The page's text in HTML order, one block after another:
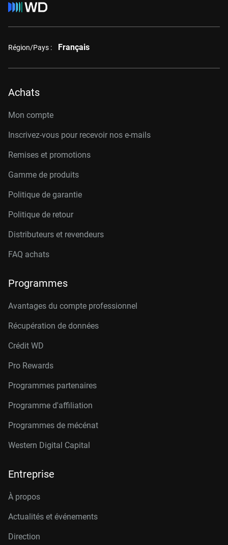
Région/Pays : Français
Achats
Mon compte
Inscrivez-vous pour recevoir nos e-mails
Remises et promotions
Gamme de produits
Politique de garantie
Politique de retour
Distributeurs et revendeurs
FAQ achats
Programmes
Avantages du compte professionnel
Récupération de données
Crédit WD
Pro Rewards
Programmes partenaires
Programme d'affiliation
Programmes de mécénat
Western Digital Capital
Entreprise
À propos
Actualités et événements
Direction